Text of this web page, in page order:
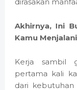
Akhirnya, Ini
Kamu
Kerja sambil
pertama kali
dari